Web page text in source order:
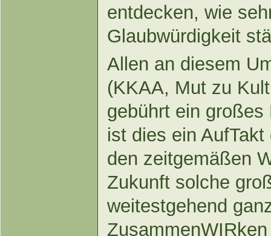
entdecken, wie
Glaubwürdigkeit
Allen an diesem
(KKAA, Mut zu
gebührt ein
ist dies ein
den zeitgemäßen
Zukunft solche
weitestgehend